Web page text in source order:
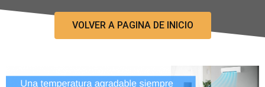
VOLVER A PAGINA DE INICIO